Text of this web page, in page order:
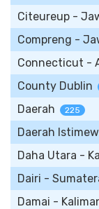
Citeureup -
Compreng -
Connecticut -
County Dublin
Daerah 225
Daerah
Daha Utara -
Dairi -
Damai -